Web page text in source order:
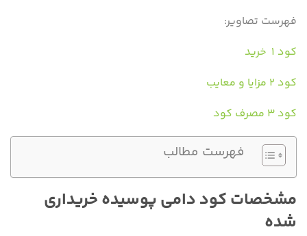
فهرست تصاویر:
کود ۱ خرید
کود ۲ مزایا و معایب
کود ۳ مصرف کود
فهرست مطالب
مشخصات کود دامی پوسیده خریداری
شده